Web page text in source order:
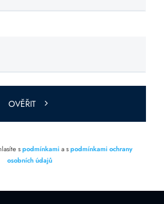
OVĚŘIT
spodmínkamia spodmínkami ochrany
osobních údajů